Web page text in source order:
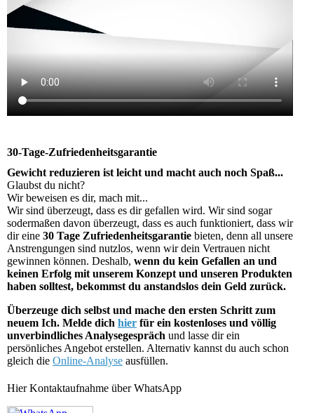
30-Tage-Zufriedenheitsgarantie
Gewicht reduzieren ist leicht und macht auch noch Spaß...
Glaubst du nicht?
Wir beweisen es dir, mach mit...
Wir sind überzeugt, dass es dir gefallen wird. Wir sind sogar
sodermaßen davon überzeugt, dass es auch funktioniert, dass wir
dir eine 30 Tage Zufriedenheitsgarantie bieten, denn all unsere
Anstrengungen sind nutzlos, wenn wir dein Vertrauen nicht
gewinnen können. Deshalb, wenn du kein Gefallen an und
keinen Erfolg mit unserem Konzept und unseren Produkten
haben solltest, bekommst du anstandslos dein Geld zurück.
Überzeuge dich selbst und mache den ersten Schritt zum
neuem Ich. Melde dich hier für ein kostenloses und völlig
unverbindliches Analysegespräch und lasse dir ein
persönliches Angebot erstellen. Alternativ kannst du auch schon
gleich die Online-Analyse ausfüllen.